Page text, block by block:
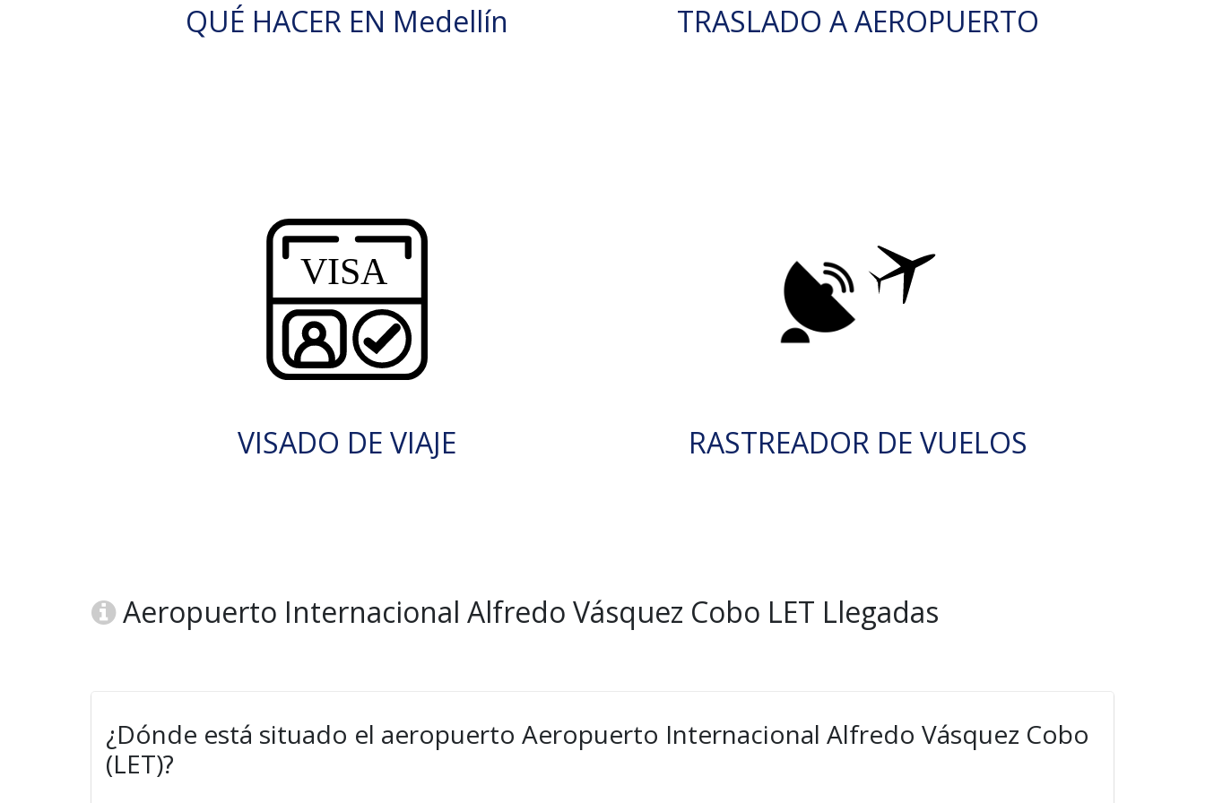
QUÉ HACER EN Medellín TRASLADO A AEROPUERTO
VISADO DE VIAJE RASTREADOR DE VUELOS
Aeropuerto Internacional Alfredo Vásquez Cobo LET Llegadas
¿Dónde está situado el aeropuerto Aeropuerto Internacional Alfredo Vásquez Cobo
(LET)?